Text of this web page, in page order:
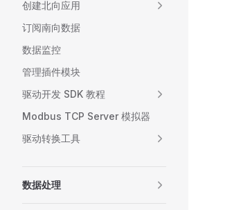
创建北向应用
订阅南向数据
数据监控
管理插件模块
驱动开发 SDK 教程
Modbus TCP Server 模拟器
驱动转换工具
数据处理